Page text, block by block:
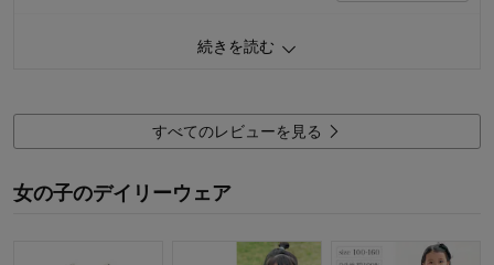
デザイン：
購入商品： ベージュドット柄, １６０
お子さまのお気に入り度：
デザイン：
お子さまの性別：
お子様の年齢：
続きを読む
すべてのレビューを見る
女の子のデイリーウェア